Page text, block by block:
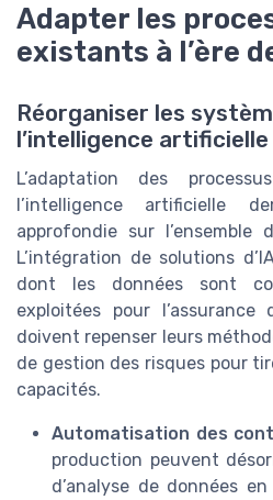
Adapter les
existants à l’ère
Réorganiser les
l’intelligence artificielle
L’adaptation des
l’intelligence artificielle
approfondie sur l’ensemble
L’intégration de solutions
dont les données sont
exploitées pour l’assurance
doivent repenser leurs
de gestion des risques pour
capacités.
Automatisation des
production peuvent
d’analyse de données